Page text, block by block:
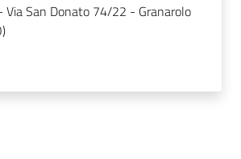
Via San Donato 74/22 - Granarolo